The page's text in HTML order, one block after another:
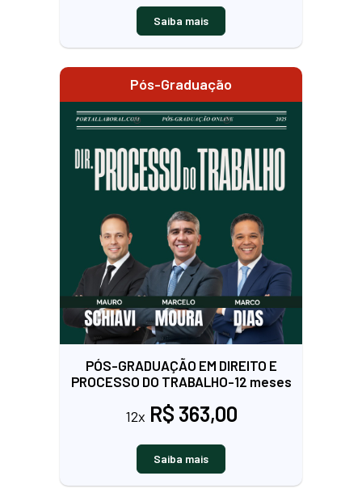
Saiba mais
Pós-Graduação
PÓS-GRADUAÇÃO EM DIREITO E
PROCESSO DO TRABALHO-12 meses
12x R$ 363,00
Saiba mais